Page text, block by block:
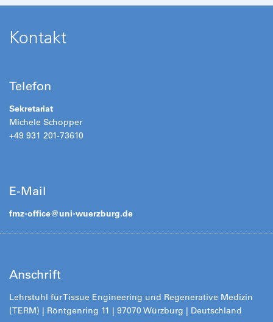
Kontakt
Telefon
Sekretariat
Michele Schopper
+49 931 201-73610
E-Mail
fmz-office@uni-wuerzburg.de
Anschrift
Lehrstuhl für Tissue Engineering und Regenerative Medizin
(TERM) | Röntgenring 11 | 97070 Würzburg | Deutschland